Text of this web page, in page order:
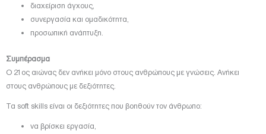
διαχείριση άγχους,
συνεργασία και ομαδικότητα,
προσωπική ανάπτυξη.
Συμπέρασμα
Ο 21ος αιώνας δεν ανήκει μόνο στους ανθρώπους με γνώσεις. Ανήκει
στους ανθρώπους με δεξιότητες.
Τα soft skills είναι οι δεξιότητες που βοηθούν τον άνθρωπο:
να βρίσκει εργασία,